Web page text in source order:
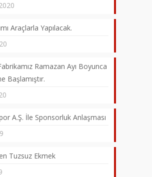
Araçlarla Yapılacak.
Ramazan Ayı Boyunca
Başlamıştır.
A.Ş. İle Sponsorluk Anlaşması
Tuzsuz Ekmek